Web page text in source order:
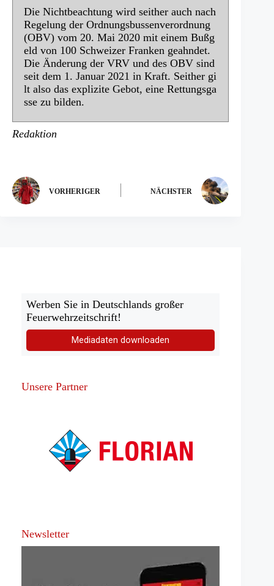
Die Nichtbeachtung wird seither auch nach
Regelung der Ordnungsbussenverordnung
(OBV) vom 20. Mai 2020 mit einem Bußg
eld von 100 Schweizer Franken geahndet.
Die Änderung der VRV und des OBV sind
seit dem 1. Januar 2021 in Kraft. Seither gi
lt also das explizite Gebot, eine Rettungsga
sse zu bilden.
Redaktion
VORHERIGER NÄCHSTER
Werben Sie in Deutschlands großer
Feuerwehrzeitschrift!
Mediadaten downloaden
Unsere Partner
Newsletter